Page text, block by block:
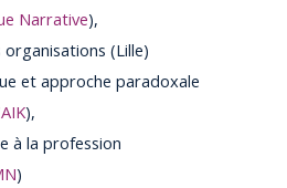
Narrative),
organisations (Lille)
et approche paradoxale
),
à la profession
)